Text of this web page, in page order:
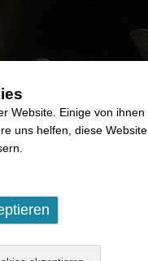
Website. Einige von ihnen
uns helfen, diese Website